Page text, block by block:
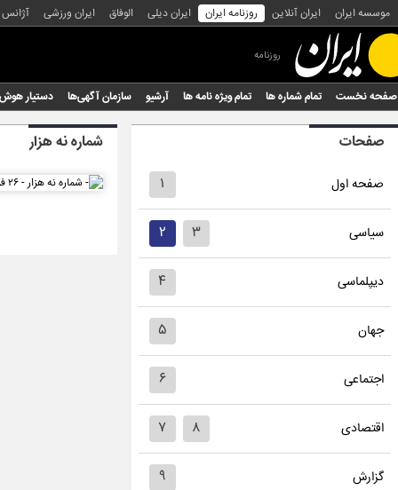
موسسه ایران ایران آنلاین روزنامه ایران ایران دیلی الوفاق ایران ورزشی
روزنامه
صفحه نخست تمام شماره ها تمام ویژه نامه ها آرشیو سازمان آگهی‌ها دستیار
صفحات
صفحه اول ۱
سیاسی ۲ ۳
دیپلماسی ۴
جهان ۵
اجتماعی ۶
اقتصادی ۷ ۸
گزارش ۹
شماره نه هزار